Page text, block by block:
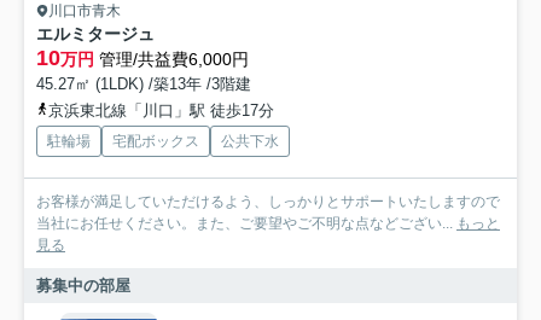
川口市青木
エルミタージュ
10万円 管理/共益費6,000円
45.27㎡ (1LDK) /築13年 /3階建
京浜東北線「川口」駅 徒歩17分
駐輪場 宅配ボックス 公共下水
お客様が満足していただけるよう、しっかりとサポートいたしますので
当社にお任せください。また、ご要望やご不明な点などござい... もっと
見る
募集中の部屋